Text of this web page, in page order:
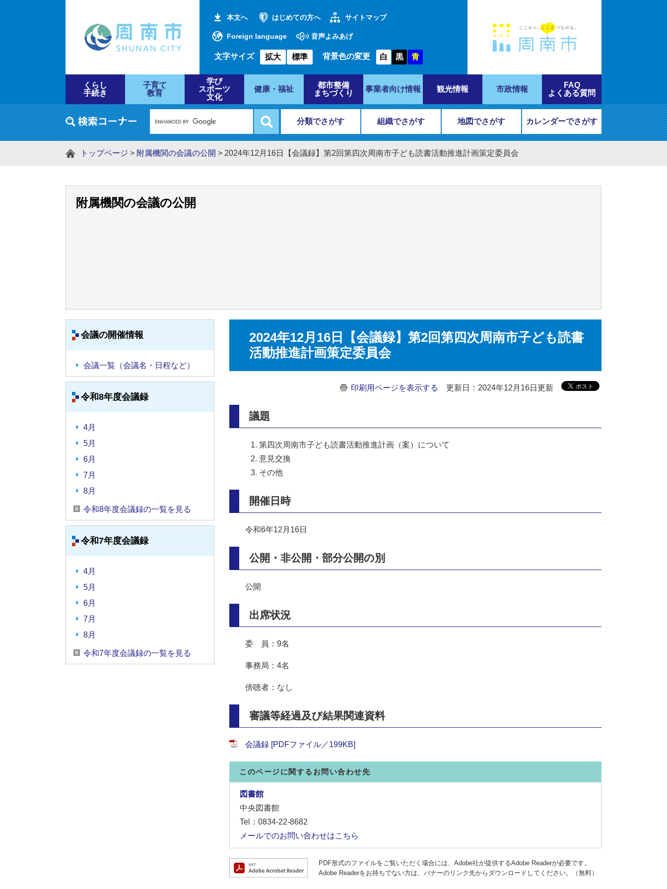
本文へ はじめての方へ サイトマップ
Foreign language 音声よみあげ
文字サイズ 拡大 標準 背景色の変更 白 黒 青
くらし
手続き
子育て
教育
学び
スポーツ
文化
健康・福祉
都市整備
まちづくり
事業者向け情報 観光情報 市政情報
FAQ
よくある質問
分類でさがす 組織でさがす 地図でさがす カレンダーでさがす
トップページ > 附属機関の会議の公開 > 2024年12月16日【会議録】第2回第四次周南市子ども読書活動推進計画策定委員会
附属機関の会議の公開
会議の開催情報
会議一覧（会議名・日程など）
令和8年度会議録
4月
5月
6月
7月
8月
令和8年度会議録の一覧を見る
令和7年度会議録
4月
5月
6月
7月
8月
令和7年度会議録の一覧を見る
2024年12月16日【会議録】第2回第四次周南市子ども読書
活動推進計画策定委員会
印刷用ページを表示する 更新日：2024年12月16日更新
議題
第四次周南市子ども読書活動推進計画（案）について
意見交換
その他
開催日時
令和6年12月16日
公開・非公開・部分公開の別
公開
出席状況
委 員：9名
事務局：4名
傍聴者：なし
審議等経過及び結果関連資料
会議録 [PDFファイル／199KB]
このページに関するお問い合わせ先
図書館
中央図書館
Tel：0834-22-8682
メールでのお問い合わせはこちら
PDF形式のファイルをご覧いただく場合には、Adobe社が提供するAdobe Readerが必要です。
Adobe Readerをお持ちでない方は、バナーのリンク先からダウンロードしてください。（無料）